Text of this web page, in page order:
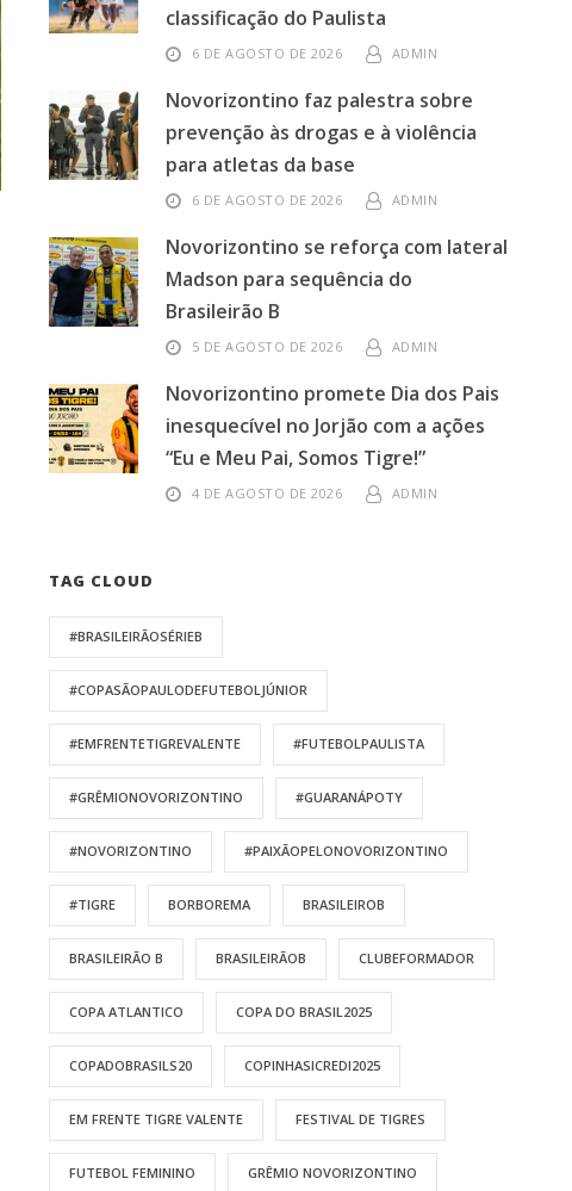
classificação do Paulista
6 DE AGOSTO DE 2026 ADMIN
Novorizontino faz palestra sobre
prevenção às drogas e à violência
para atletas da base
6 DE AGOSTO DE 2026 ADMIN
Novorizontino se reforça com lateral
Madson para sequência do
Brasileirão B
5 DE AGOSTO DE 2026 ADMIN
Novorizontino promete Dia dos Pais
inesquecível no Jorjão com a ações
“Eu e Meu Pai, Somos Tigre!”
4 DE AGOSTO DE 2026 ADMIN
TAG CLOUD
#BRASILEIRÃOSÉRIEB
#COPASÃOPAULODEFUTEBOLJÚNIOR
#EMFRENTETIGREVALENTE #FUTEBOLPAULISTA
#GRÊMIONOVORIZONTINO #GUARANÁPOTY
#NOVORIZONTINO #PAIXÃOPELONOVORIZONTINO
#TIGRE BORBOREMA BRASILEIROB
BRASILEIRÃO B BRASILEIRÃOB CLUBEFORMADOR
COPA ATLANTICO COPA DO BRASIL2025
COPADOBRASILS20 COPINHASICREDI2025
EM FRENTE TIGRE VALENTE FESTIVAL DE TIGRES
FUTEBOL FEMININO GRÊMIO NOVORIZONTINO